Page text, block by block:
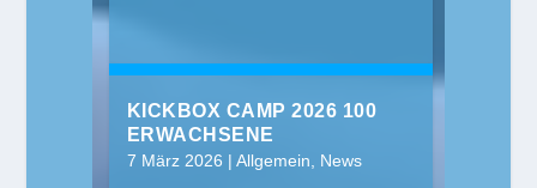
KICKBOX CAMP 2026 100
ERWACHSENE
7 März 2026 | Allgemein
News